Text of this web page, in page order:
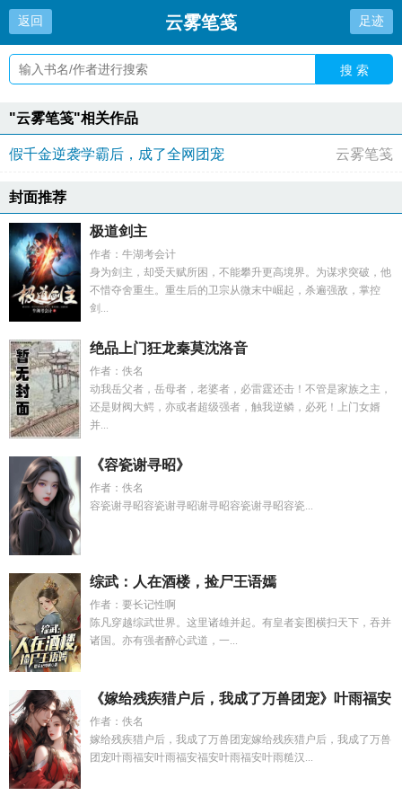
返回 云雾笔笺 足迹
搜 索
"云雾笔笺"相关作品
假千金逆袭学霸后，成了全网团宠 云雾笔笺
封面推荐
极道剑主
作者：牛湖考会计
身为剑主，却受天赋所困，不能攀升更高境界。为谋求突破，他
不惜夺舍重生。重生后的卫宗从微末中崛起，杀遍强敌，掌控
剑...
绝品上门狂龙秦莫沈洛音
作者：佚名
动我岳父者，岳母者，老婆者，必雷霆还击！不管是家族之主，
还是财阀大鳄，亦或者超级强者，触我逆鳞，必死！上门女婿
并...
《容瓷谢寻昭》
作者：佚名
容瓷谢寻昭容瓷谢寻昭谢寻昭容瓷谢寻昭容瓷...
综武：人在酒楼，捡尸王语嫣
作者：要长记性啊
陈凡穿越综武世界。这里诸雄并起。有皇者妄图横扫天下，吞并
诸国。亦有强者醉心武道，一...
《嫁给残疾猎户后，我成了万兽团宠》叶雨福安
作者：佚名
嫁给残疾猎户后，我成了万兽团宠嫁给残疾猎户后，我成了万兽
团宠叶雨福安叶雨福安福安叶雨福安叶雨糙汉...